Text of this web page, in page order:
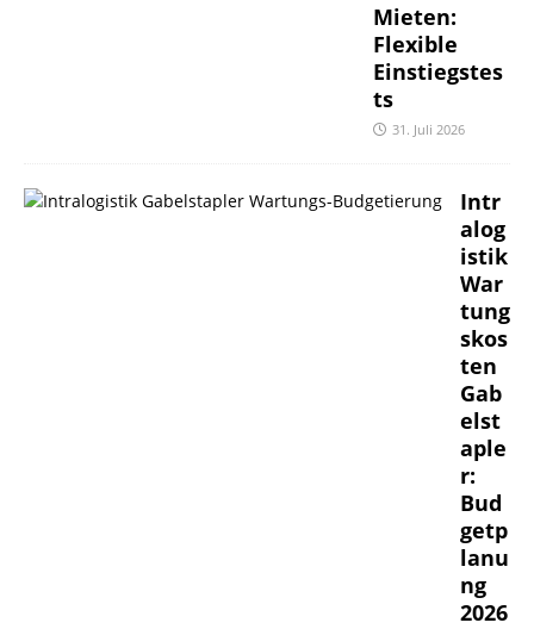
Mieten:
Flexible
Einstiegstes
ts
31. Juli 2026
Intr
alog
istik
War
tung
skos
ten
Gab
elst
aple
r:
Bud
getp
lanu
ng
2026